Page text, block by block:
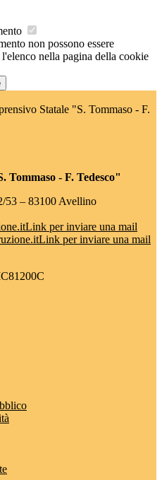
non possono essere
nella pagina della cookie
Statale "S. Tommaso - F.
Tommaso - F. Tedesco"
53 – 83100 Avellino
Link per inviare una mail
Link per inviare una mail